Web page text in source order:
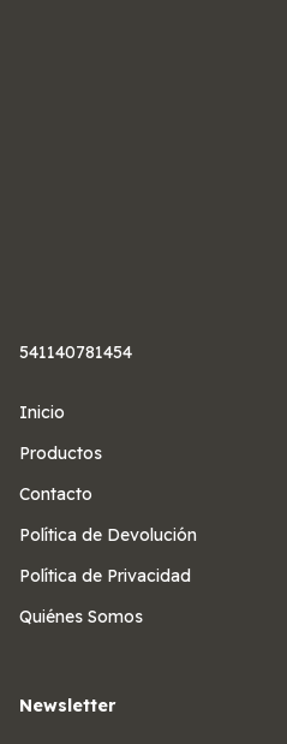
541140781454
Inicio
Productos
Contacto
Política de Devolución
Política de Privacidad
Quiénes Somos
Newsletter